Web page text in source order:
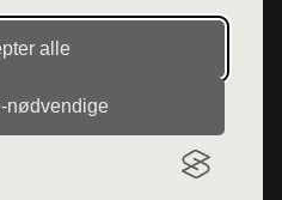
alle
der udgiver en række
af forskellige produkter fra
ikke varer fra denne side - vi
varen. Vi har heller ikke